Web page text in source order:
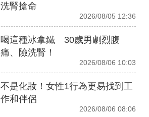
洗腎搶命
2026/08/05 12:36
喝這種冰拿鐵 30歲男劇烈腹
痛、險洗腎！
2026/08/06 10:03
不是化妝！女性1行為更易找到工
作和伴侶
2026/08/06 08:06